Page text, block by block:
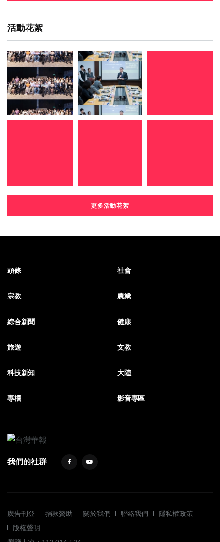
活動花絮
更多活動花絮
頭條 社會
宗教 農業
綜合新聞 健康
旅遊 文教
科技新知 大陸
專欄 影音專區
我們的社群
廣告刊登 捐款贊助 關於我們 聯絡我們
隱私權政策
版權聲明